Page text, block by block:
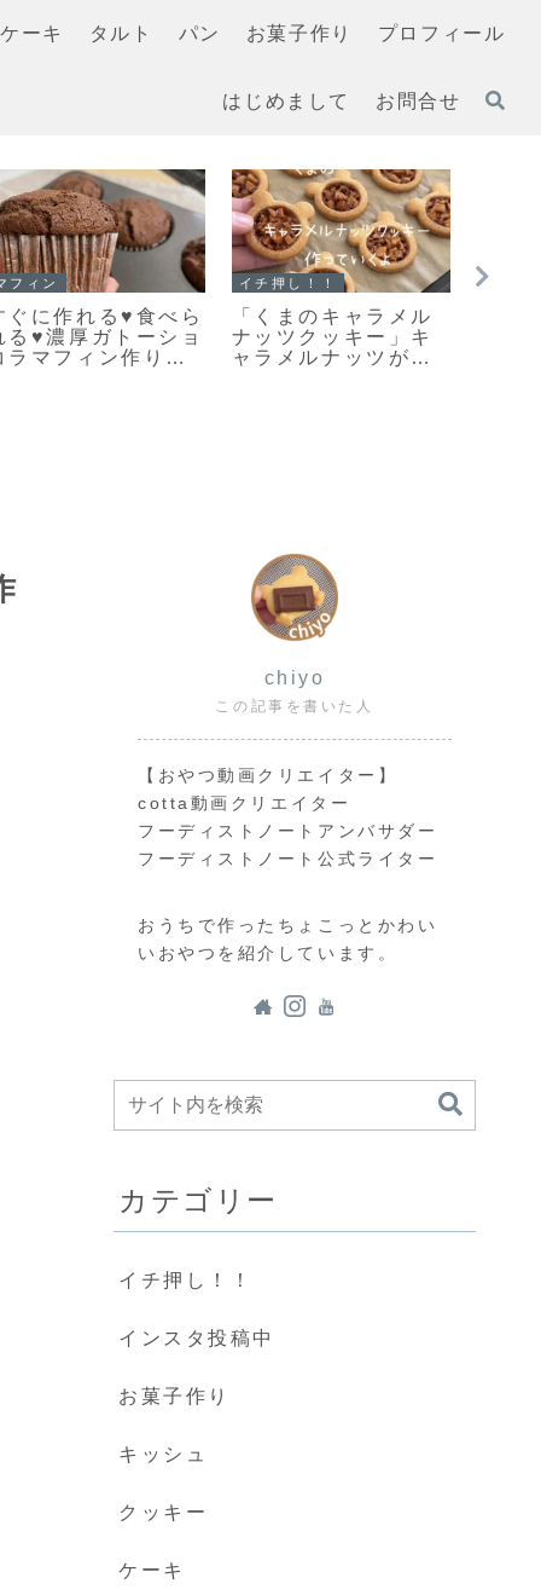
ケーキ タルト パン お菓子作り プロフィール
はじめまして お問合せ
チ押し！！
レシピ】お手軽ス
ーン改良版♡さら
美味しくなりまし
イチ押し！！
「無塩バター」と違
いを検証！クッキー
を「有塩バター」で
スコー
chiyo
この記事を書いた人
【おやつ動画クリエイター】
cotta動画クリエイター
フーディストノートアンバサダー
フーディストノート公式ライター
おうちで作ったちょこっとかわい
いおやつを紹介しています。
カテゴリー
イチ押し！！
インスタ投稿中
お菓子作り
キッシュ
クッキー
ケーキ